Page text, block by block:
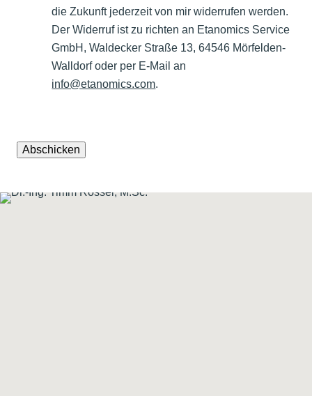
die Zukunft jederzeit von mir widerrufen werden.
Der Widerruf ist zu richten an Etanomics Service
GmbH, Waldecker Straße 13, 64546 Mörfelden-
Walldorf oder per E-Mail an
info@etanomics.com.
Abschicken